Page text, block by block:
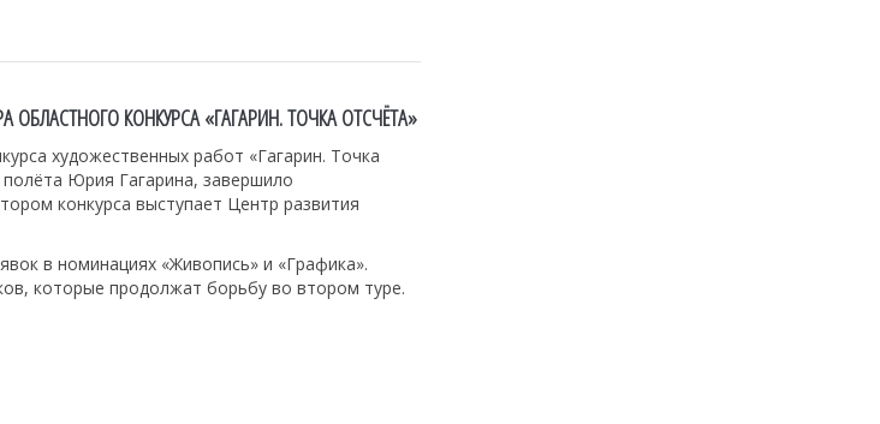
ОБЛАСТНОГО КОНКУРСА «ГАГАРИН. ТОЧКА ОТСЧЁТА»
художественных работ «Гагарин. Точка
Юрия Гагарина, завершило
конкурса выступает Центр развития
в номинациях «Живопись» и «Графика».
которые продолжат борьбу во втором туре.